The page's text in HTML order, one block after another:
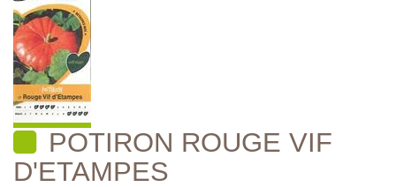
POTIRON ROUGE VIF
D'ETAMPES